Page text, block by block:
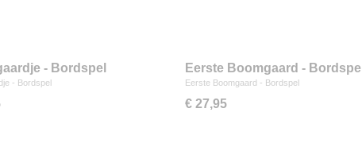
- Bordspel
- Bordspel
Eerste Boomgaard - Bordspel
Eerste Boomgaard - Bordspel
€ 27,95